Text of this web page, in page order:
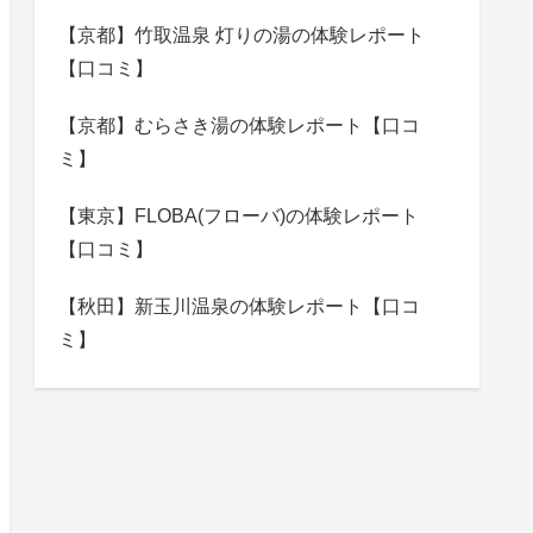
【京都】竹取温泉 灯りの湯の体験レポート
【口コミ】
【京都】むらさき湯の体験レポート【口コ
ミ】
【東京】FLOBA(フローバ)の体験レポート
【口コミ】
【秋田】新玉川温泉の体験レポート【口コ
ミ】